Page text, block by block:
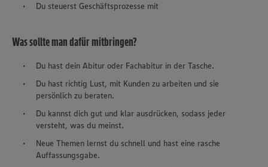
Du steuerst Geschäftsprozesse mit
Was sollte man dafür mitbringen?
Du hast dein Abitur oder Fachabitur in der Tasche.
Du hast richtig Lust, mit Kunden zu arbeiten und sie
persönlich zu beraten.
Du kannst dich gut und klar ausdrücken, sodass jeder
versteht, was du meinst.
Neue Themen lernst du schnell und hast eine rasche
Auffassungsgabe.